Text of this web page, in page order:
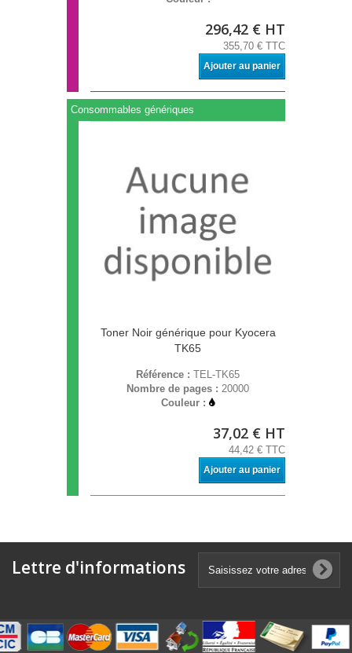
296,42 € HT
355,70 € TTC
Ajouter au panier
Consommables génériques
Toner Noir générique pour Kyocera
TK65
Référence : TEL-TK65
Nombre de pages : 20000
Couleur :
37,02 € HT
44,42 € TTC
Ajouter au panier
Lettre d'informations